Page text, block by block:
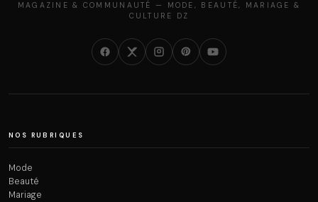
MAGAZINE & COMMUNAUTÉ — MODE, BEAUTÉ, MARIAGE &
CULTURE DZ
NOS RUBRIQUES
Mode
Beauté
Mariage